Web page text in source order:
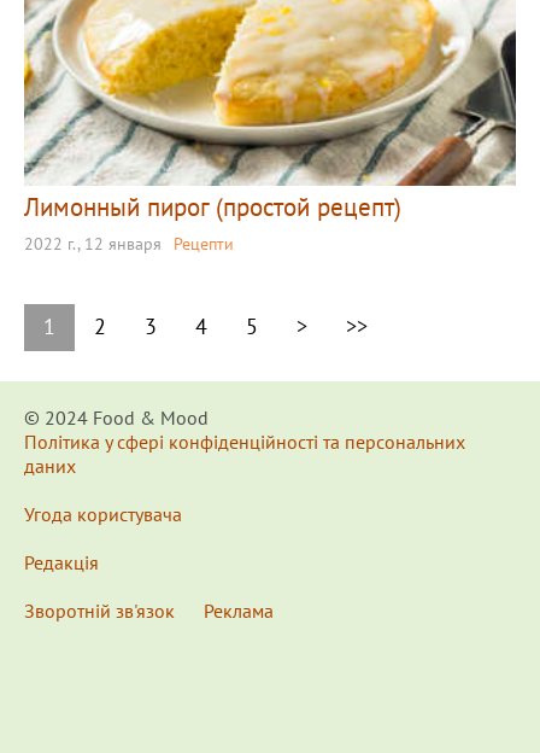
Лимонный пирог (простой рецепт)
2022 г., 12 января Рецепти
1 2 3 4 5 > >>
© 2024 Food & Мood
Політика у сфері конфіденційності та персональних
даних
Угода користувача
Редакція
Зворотній зв'язок
Реклама